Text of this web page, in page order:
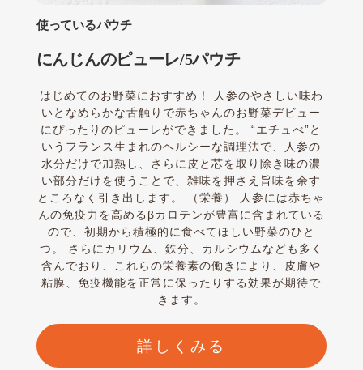
使っているパウチ
にんじんのピューレ/5パウチ
はじめてのお野菜におすすめ！ 人参のやさしい味わ
いとなめらかな舌触りで赤ちゃんのお野菜デビュー
にぴったりのピューレができました。 “エチュべ”と
いうフランス生まれのヘルシーな調理法で、人参の
水分だけで加熱し、さらに皮と芯を取り除き味の濃
い部分だけを使うことで、雑味を押さえ旨味を余す
ところなく引き出します。 （栄養） 人参には赤ちゃ
んの免疫力を高めるβカロテンが豊富に含まれている
ので、初期から積極的に食べてほしい野菜のひと
つ。 さらにカリウム、鉄分、カルシウムなども多く
含んでおり、これらの栄養素の働きにより、皮膚や
粘膜、免疫機能を正常に保ったりする効果が期待で
きます。
詳しくみる